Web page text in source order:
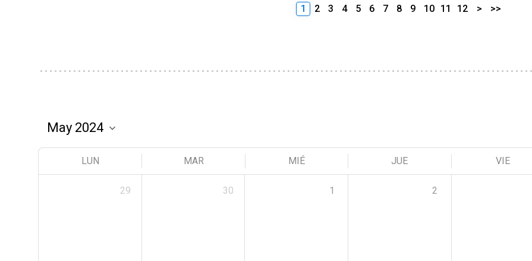
1 2 3 4 5 6 7 8 9 10 11 12 > >>
LUN MAR MIÉ JUE VIE
29 30 1 2